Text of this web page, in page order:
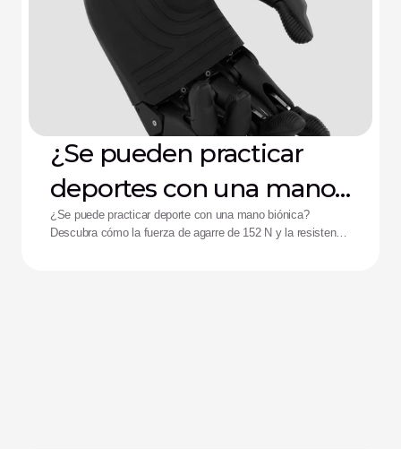
¿Se pueden practicar
deportes con una mano
biónica?
¿Se puede practicar deporte con una mano biónica?
Descubra cómo la fuerza de agarre de 152 N y la resistencia